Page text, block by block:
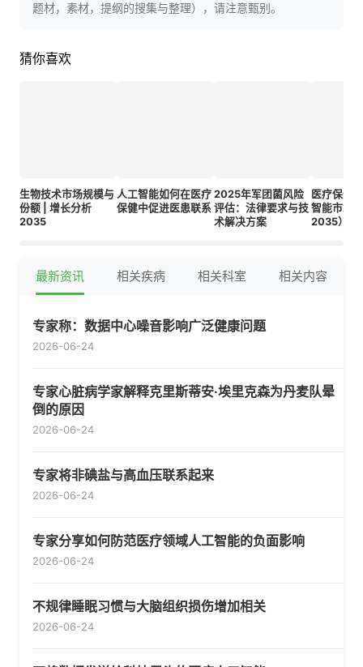
题材，素材，提纲的搜集与整理），请注意甄别。
猜你喜欢
生物技术市场规模与
份额 | 增长分析
2035
人工智能如何在医疗
保健中促进医患联系
2025年军团菌风险
评估：法律要求与技
术解决方案
医疗保健
智能市场
2035）：
最新资讯 相关疾病 相关科室 相关内容
专家称：数据中心噪音影响广泛健康问题
2026-06-24
专家心脏病学家解释克里斯蒂安·埃里克森为丹麦队晕
倒的原因
2026-06-24
专家将非碘盐与高血压联系起来
2026-06-24
专家分享如何防范医疗领域人工智能的负面影响
2026-06-24
不规律睡眠习惯与大脑组织损伤增加相关
2026-06-24